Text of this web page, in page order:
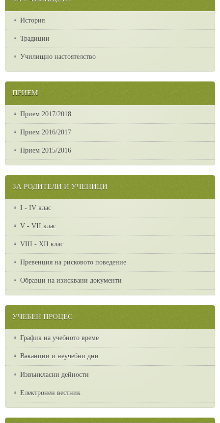
История
Традиции
Училищно настоятелство
ПРИЕМ
Прием 2017/2018
Прием 2016/2017
Прием 2015/2016
ЗА РОДИТЕЛИ И УЧЕНИЦИ
I - IV клас
V - VII клас
VІІІ - ХІІ клас
Превенция на рисковото поведение
Образци на изисквани документи
УЧЕБЕН ПРОЦЕС
График на учебното време
Ваканции и неучебни дни
Извънкласни дейности
Електронен вестник